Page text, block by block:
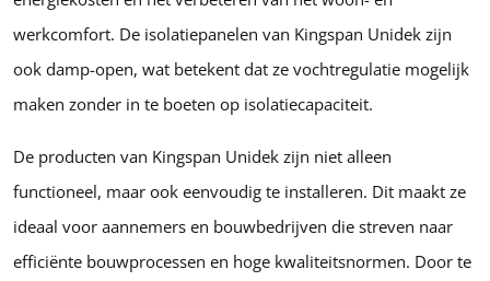
werkcomfort. De isolatiepanelen van Kingspan Unidek zijn
ook damp-open, wat betekent dat ze vochtregulatie mogelijk
maken zonder in te boeten op isolatiecapaciteit.
De producten van Kingspan Unidek zijn niet alleen
functioneel, maar ook eenvoudig te installeren. Dit maakt ze
ideaal voor aannemers en bouwbedrijven die streven naar
efficiënte bouwprocessen en hoge kwaliteitsnormen. Door te